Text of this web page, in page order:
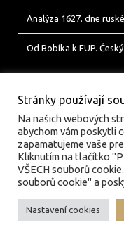
Analýza 1627. dne
Od Bobíka k FUP.
© valka.online |
Stránky používají
Na našich webových
abychom vám poskytli
zapamatujeme vaše
Kliknutím na tlačítko
VŠECH souborů
souborů cookie" a
Nastavení cookies